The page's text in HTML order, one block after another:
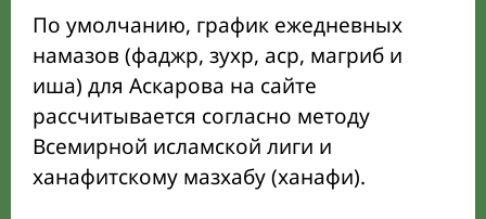
По умолчанию, график ежедневных
намазов (фаджр, зухр, аср, магриб и
иша) для Аскарова на сайте
рассчитывается согласно методу
Всемирной исламской лиги и
ханафитскому мазхабу (ханафи).